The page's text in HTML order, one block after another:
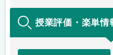
授業評価・楽単情